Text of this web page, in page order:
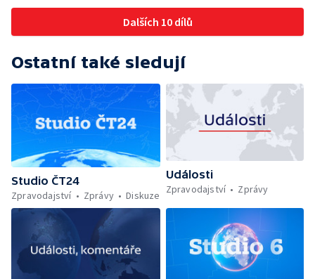
Dalších 10 dílů
Ostatní také sledují
Studio ČT24
Zpravodajství
Zprávy Diskuze
Události
Zpravodajství
Zprávy